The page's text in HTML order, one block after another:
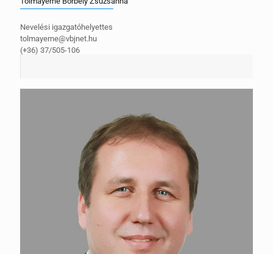
Nevelési igazgatóhelyettes
tolmayerne@vbjnet.hu
(+36) 37/505-106